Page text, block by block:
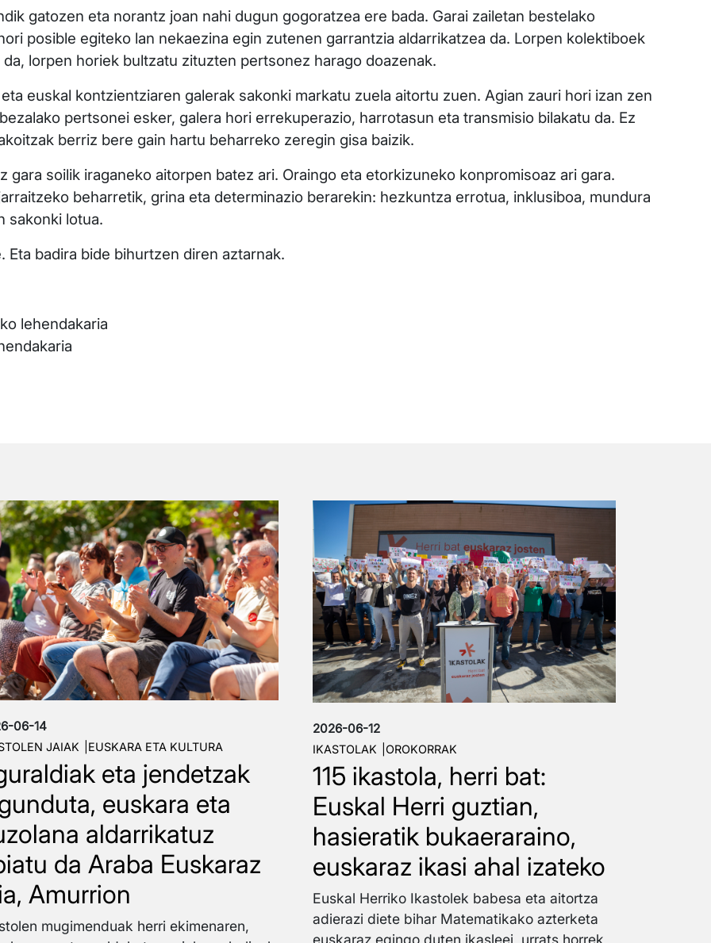
gatozen eta norantz joan nahi dugun gogoratzea ere bada. Garai zailetan bestelako
posible egiteko lan nekaezina egin zutenen garrantzia aldarrikatzea da. Lorpen kolektiboek
lorpen horiek bultzatu zituzten pertsonez harago doazenak.
euskal kontzientziaren galerak sakonki markatu zuela aitortu zuen. Agian zauri hori izan zen
pertsonei esker, galera hori errekuperazio, harrotasun eta transmisio bilakatu da. Ez
berriz bere gain hartu beharreko zeregin gisa baizik.
soilik iraganeko aitorpen batez ari. Oraingo eta etorkizuneko konpromisoaz ari gara.
beharretik, grina eta determinazio berarekin: hezkuntza errotua, inklusiboa, mundura
sakonki lotua.
badira bide bihurtzen diren aztarnak.
lehendakaria
06-14
JAIAK EUSKARA ETA KULTURA
eta jendetzak
euskara eta
aldarrikatuz
da Araba Euskaraz
Amurrion
mugimenduak herri ekimenaren,
Irudia
2026-06-12
IKASTOLAK OROKORRAK
115 ikastola, herri bat:
Euskal Herri guztian,
hasieratik bukaeraraino,
euskaraz ikasi ahal izateko
Euskal Herriko Ikastolek babesa eta aitortza
adierazi diete bihar Matematikako azterketa
euskaraz egingo duten ikasleei, urrats horrek